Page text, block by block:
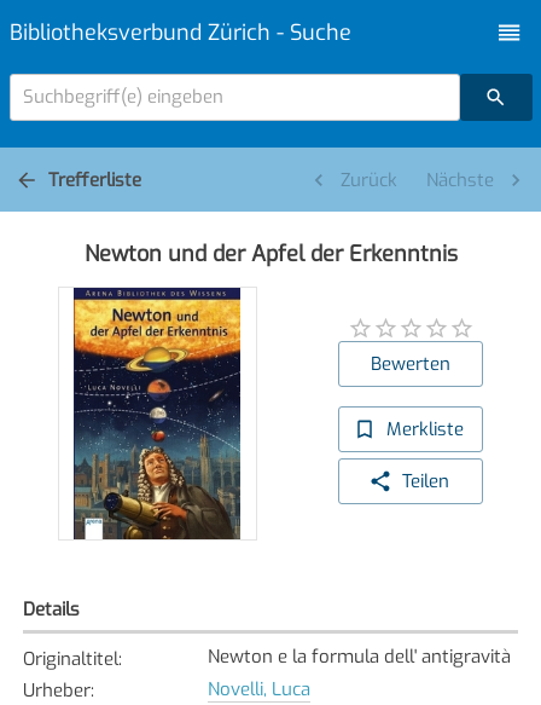
Bibliotheksverbund Zürich - Suche
Suchbegriff(e) eingeben
Trefferliste Zurück Nächste
Newton und der Apfel der Erkenntnis
Bewerten
Merkliste
Teilen
Details
Originaltitel:
Newton e la formula dell' antigravità
Urheber:
Novelli, Luca